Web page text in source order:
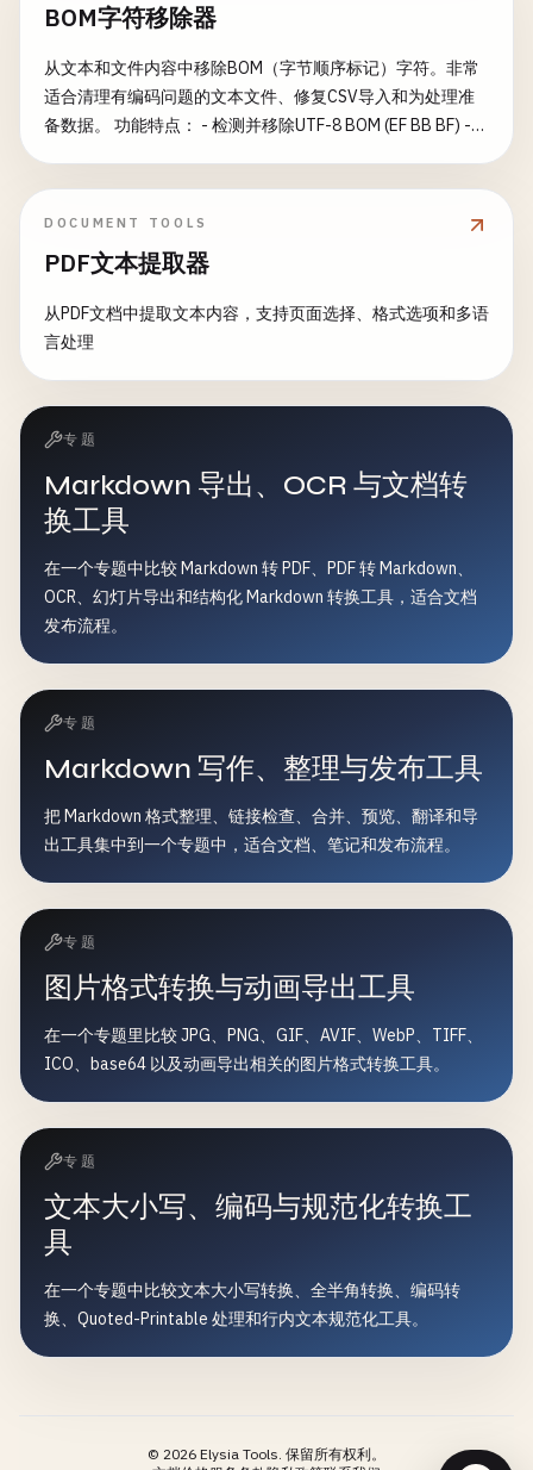
BOM字符移除器
从文本和文件内容中移除BOM（字节顺序标记）字符。非常
适合清理有编码问题的文本文件、修复CSV导入和为处理准
备数据。 功能特点： - 检测并移除UTF-8 BOM (EF BB BF) -
JSON解析准备数据 - 修复XML解析问题 - 解决API数据编码冲
DOCUMENT TOOLS
PDF文本提取器
从PDF文档中提取文本内容，支持页面选择、格式选项和多语
言处理
专题
Markdown 导出、OCR 与文档转
换工具
在一个专题中比较 Markdown 转 PDF、PDF 转 Markdown、
OCR、幻灯片导出和结构化 Markdown 转换工具，适合文档
发布流程。
专题
Markdown 写作、整理与发布工具
把 Markdown 格式整理、链接检查、合并、预览、翻译和导
出工具集中到一个专题中，适合文档、笔记和发布流程。
专题
图片格式转换与动画导出工具
在一个专题里比较 JPG、PNG、GIF、AVIF、WebP、TIFF、
ICO、base64 以及动画导出相关的图片格式转换工具。
专题
文本大小写、编码与规范化转换工
具
在一个专题中比较文本大小写转换、全半角转换、编码转
换、Quoted-Printable 处理和行内文本规范化工具。
© 2026 Elysia Tools. 保留所有权利。